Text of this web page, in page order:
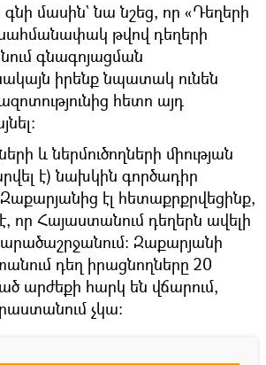
գնի մասին` նա նշեց, որ «Դեղերի
թվով դեղերի
գնագոյացման
իրենք նպատակ ունեն
հետո այդ
և ներմուծողների միության
է) նախկին գործադիր
էլ հետաքրքրվեցինք,
է, որ Հայաստանում դեղերն ավելի
Զաքարյանի
դեղ իրացնողները 20
արժեքի հարկ են վճարում,
չկա։